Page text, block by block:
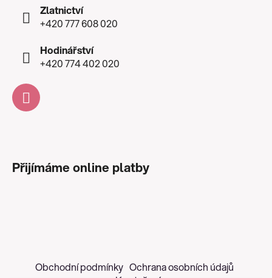
Zlatnictví
+420 777 608 020
Hodinářství
+420 774 402 020
Přijímáme online platby
Obchodní podmínky Ochrana osobních údajů